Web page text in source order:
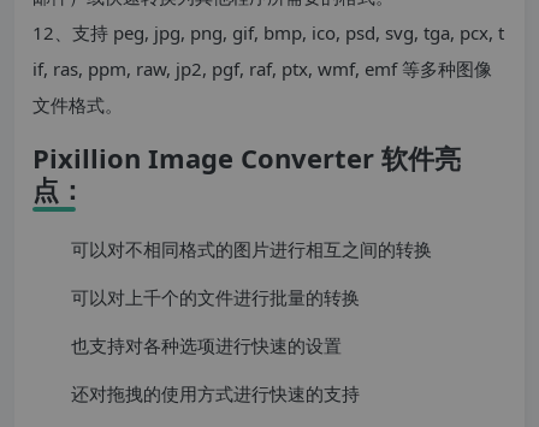
12、支持 peg, jpg, png, gif, bmp, ico, psd, svg, tga, pcx, t
if, ras, ppm, raw, jp2, pgf, raf, ptx, wmf, emf 等多种图像
文件格式。
Pixillion Image Converter 软件亮
点：
可以对不相同格式的图片进行相互之间的转换
可以对上千个的文件进行批量的转换
也支持对各种选项进行快速的设置
还对拖拽的使用方式进行快速的支持